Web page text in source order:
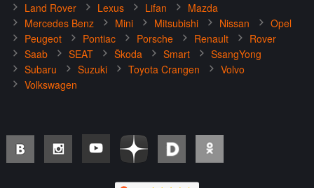
Land Rover
Lexus Lifan
Mazda
Mercedes Benz
Mini Mitsubishi Nissan
Opel
Peugeot
Pontiac Porsche Renault
Rover
Saab
SEAT Škoda Smart
SsangYong
Subaru
Suzuki Toyota Crangen
Volvo
Volkswagen